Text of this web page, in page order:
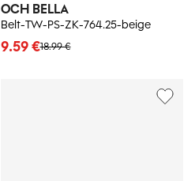
OCH BELLA
Belt-TW-PS-ZK-764.25-beige
18.99 €
9.59 €